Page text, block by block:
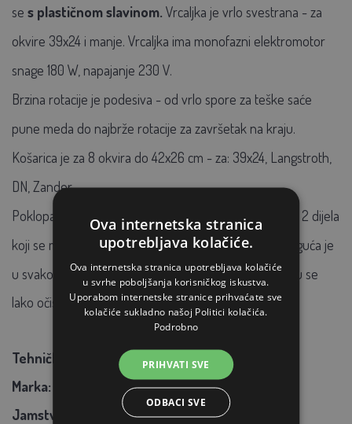
se s plastičnom slavinom. Vrcaljka je vrlo svestrana - za
okvire 39x24 i manje. Vrcaljka ima monofazni elektromotor
snage 180 W, napajanje 230 V.
Brzina rotacije je podesiva - od vrlo spore za teške saće
pune meda do najbrže rotacije za završetak na kraju.
Košarica je za 8 okvira do 42x26 cm - za: 39x24, Langstroth,
DN, Zander
Poklopac uređaja izrađen je od prozirne plastike i ima 2 dijela
koji se mogu skinuti. Provjera procesa ekstrakcije moguća je
u svakom trenutku.Naravno, svi dijelovi vrcaljke mogu se
lako očistiti.
Tehničke specifikacije:
Marka: AGROFORTEL
Jamstvo: 24 mjeseca
Ova internetska stranica
upotrebljava kolačiće.
Ova internetska stranica upotrebljava kolačiće
u svrhe poboljšanja korisničkog iskustva.
Uporabom internetske stranice prihvaćate sve
kolačiće sukladno našoj Politici kolačića.
Podrobno
PRIHVATI SVE
ODBACI SVE